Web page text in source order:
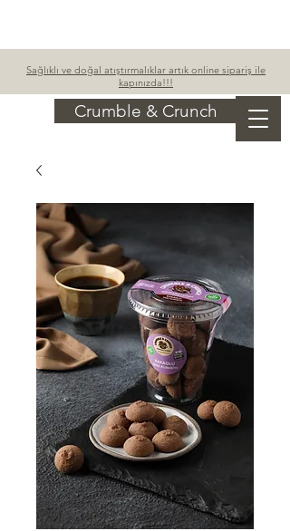
Sağlıklı ve doğal atıştırmalıklar artık online sipariş ile
kapınızda!!!
Crumble & Crunch